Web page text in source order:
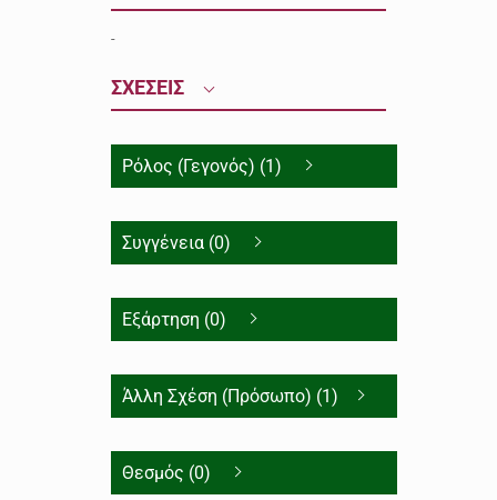
-
ΣΧΕΣΕΙΣ
Ρόλος (Γεγονός) (1)
Συγγένεια (0)
Εξάρτηση (0)
Άλλη Σχέση (Πρόσωπο) (1)
Θεσμός (0)